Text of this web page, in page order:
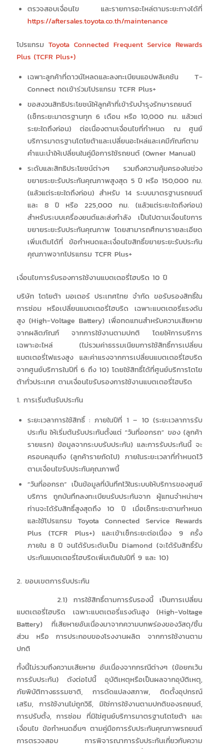
ตรวจสอบเงื่อนไข และรายการอะไหล่ตามระยะทางได้ที่
https://aftersales.toyota.co.th/maintenance
โปรแกรม Toyota Connected Frequent Service Rewards
Plus (TCFR Plus+)
เฉพาะลูกค้าที่ดาวน์โหลดและลงทะเบียนแอปพลิเคชัน T-
Connect กดเข้าร่วมโปรแกรม TCFR Plus+
ขอสงวนสิทธิประโยชน์ให้ลูกค้าที่เข้ารับบำรุงรักษารถยนต์
(เช็กระยะมาตรฐานทุก 6 เดือน หรือ 10,000 กม. แล้วแต่
ระยะใดถึงก่อน) ต่อเนื่องตามเงื่อนไขที่กำหนด ณ ศูนย์
บริการมาตรฐานโตโยต้าและเปลี่ยนอะไหล่และเคมีภัณฑ์ตาม
คำแนะนำให้เปลี่ยนในคู่มือการใช้รถยนต์ (Owner Manual)
ระดับและสิทธิประโยชน์ต่างๆ รวมถึงความคุ้มครองในช่วง
ขยายระยะรับประกันคุณภาพสูงสุด 5 ปี หรือ 150,000 กม.
(แล้วแต่ระยะใดถึงก่อน) สำหรับ 14 ระบบมาตรฐานรถยนต์
และ 8 ปี หรือ 225,000 กม. (แล้วแต่ระยะใดถึงก่อน)
สำหรับระบบเครื่องยนต์และส่งกำลัง เป็นไปตามเงื่อนไขการ
ขยายระยะรับประกันคุณภาพ โดยสามารถศึกษารายละเอียด
เพิ่มเติมได้ที่ ข้อกำหนดและเงื่อนไขสิทธิ์ขยายระยะรับประกัน
คุณภาพจากโปรแกรม TCFR Plus+
เงื่อนไขการรับรองการใช้งานแบตเตอรี่ไฮบริด 10 ปี
บริษัท โตโยต้า มอเตอร์ ประเทศไทย จํากัด ขอรับรองสิทธิ์ใน
การซ่อม หรือเปลี่ยนแบตเตอรี่ไฮบริด เฉพาะแบตเตอรี่แรงดัน
สูง (High-Voltage Battery) เพื่อทดแทนสําหรับความเสียหาย
จากผลิตภัณฑ์ จากการใช้งานตามปกติ โดยให้การบริการ
เฉพาะอะไหล่ (ไม่รวมค่าธรรมเนียมการใช้สิทธิ์การเปลี่ยน
แบตเตอรี่ไฟแรงสูง และค่าแรงจากการเปลี่ยนแบตเตอรี่ไฮบริด
จากศูนย์บริการในปีที่ 6 ถึง 10) โดยใช้สิทธิ์ได้ที่ศูนย์บริการโตโย
ต้าทั่วประเทศ ตามเงื่อนไขรับรองการใช้งานแบตเตอรี่ไฮบริด
1. การเริ่มต้นรับประกัน
ระยะเวลาการใช้สิทธิ์ : ภายในปีที่ 1 – 10 (ระยะเวลาการรับ
ประกัน ให้เริ่มต้นรับประกันตั้งแต่ “วันที่ออกรถ” ของ (ลูกค้า
รายแรก) ข้อมูลจากระบบรับประกัน) และการรับประกันนี้ จะ
ครอบคลุมถึง (ลูกค้ารายถัดไป) ภายในระยะเวลาที่กำหนดไว้
ตามเงื่อนไขรับประกันคุณภาพนี้
“วันที่ออกรถ” เป็นข้อมูลที่บันทึกไว้ในระบบให้บริการของศูนย์
บริการ ถูกบันทึกลงทะเบียนรับประกันจาก ผู้แทนจำหน่ายฯ
ท่านจะได้รับสิทธิ์สูงสุดถึง 10 ปี เมื่อเช็กระยะตามกำหนด
และใช้โปรแกรม Toyota Connected Service Rewards
Plus (TCFR Plus+) และเข้าเช็กระยะต่อเนื่อง 9 ครั้ง
ภายใน 8 ปี จนได้รับระดับเป็น Diamond (จะได้รับสิทธิ์รับ
ประกันแบตเตอรี่ไฮบริดเพิ่มเติมในปีที่ 9 และ 10)
2. ขอบเขตการรับประกัน
2.1) การใช้สิทธิ์ตามการรับรองนี้ เป็นการเปลี่ยน
แบตเตอรี่ไฮบริด เฉพาะแบตเตอรี่แรงดันสูง (High-Voltage
Battery) ที่เสียหายอันเนื่องมาจากความบกพร่องของวัสดุ/ชิ้น
ส่วน หรือ การประกอบของโรงงานผลิต จากการใช้งานตาม
ปกติ
ทั้งนี้ไม่รวมถึงความเสียหาย อันเนื่องจากกรณีต่างๆ (ข้อยกเว้น
การรับประกัน) ดังต่อไปนี้ อุบัติเหตุหรือเป็นผลจากอุบัติเหตุ,
ภัยพิบัติทางธรรมชาติ, การดัดแปลงสภาพ, ติดตั้งอุปกรณ์
เสริม, การใช้งานไม่ถูกวิธี, มิใช่การใช้งานตามปกติของรถยนต์,
การปรับตั้ง, การซ่อม ที่มิใช่ศูนย์บริการมาตรฐานโตโยต้า และ
เงื่อนไข ข้อกำหนดอื่นๆ ตามคู่มือการรับประกันคุณภาพรถยนต์
การตรวจสอบ การพิจารณาการรับประกันเกี่ยวกับความ